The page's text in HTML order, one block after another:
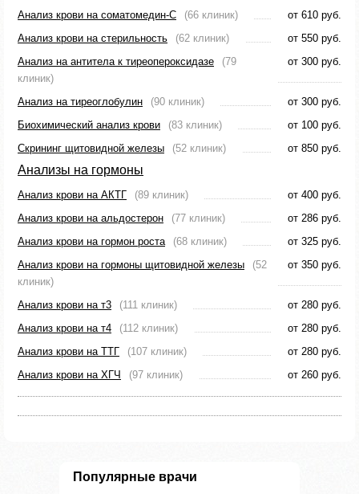
Анализ крови на соматомедин-С
(66 клиник)
от 610 руб.
Анализ крови на стерильность
(62 клиник)
от 550 руб.
Анализ на антитела к тиреопероксидазе
(79
клиник)
от 300 руб.
Анализ на тиреоглобулин (90 клиник)
от 300 руб.
Биохимический анализ крови
(83 клиник)
от 100 руб.
Скрининг щитовидной железы
(52 клиник) от 850 руб.
Анализы на гормоны
Анализ крови на АКТГ (89 клиник)
от 400 руб.
Анализ крови на альдостерон
(77 клиник)
от 286 руб.
Анализ крови на гормон роста
(68 клиник)
от 325 руб.
Анализ крови на гормоны щитовидной железы
(52
клиник)
от 350 руб.
Анализ крови на т3 (111 клиник)
от 280 руб.
Анализ крови на т4
(112 клиник)
от 280 руб.
Анализ крови на ТТГ
(107 клиник)
от 280 руб.
Анализ крови на ХГЧ
(97 клиник) от 260 руб.
Популярные врачи